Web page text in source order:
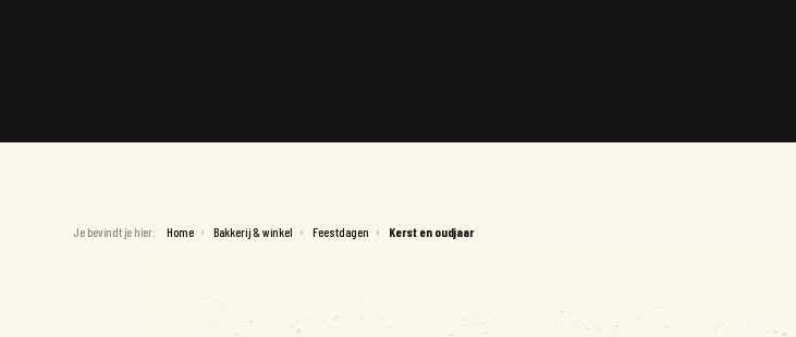
Je bevindt je hier: Home Bakkerij & winkel Feestdagen Kerst en oudjaar